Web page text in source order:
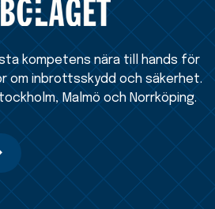
kompetens nära till hands för
om inbrottsskydd och säkerhet.
Malmö och Norrköping.